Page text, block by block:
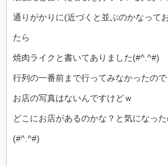
通りがかりに(近づくと並ぶのかなって
たら
焼肉ライクと書いてありました(#^.^#)
行列の一番前まで行ってみなかったので
お店の写真はないんですけどｗ
どこにお店があるのかな？と気になっ
(#^.^#)